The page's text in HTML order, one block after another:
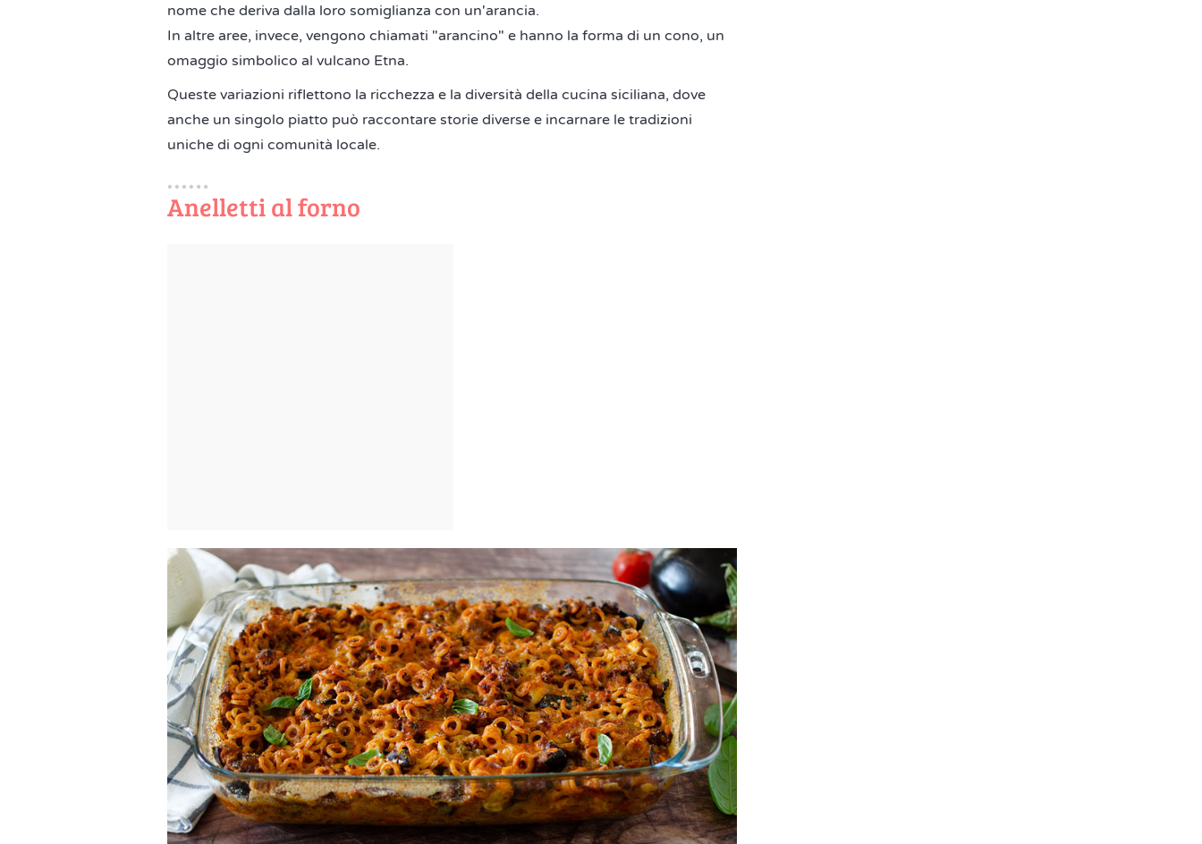
nome che deriva dalla loro somiglianza con un'arancia.
In altre aree, invece, vengono chiamati "arancino" e hanno la forma di un cono, un
omaggio simbolico al vulcano Etna.
Queste variazioni riflettono la ricchezza e la diversità della cucina siciliana, dove
anche un singolo piatto può raccontare storie diverse e incarnare le tradizioni
uniche di ogni comunità locale.
Anelletti al forno